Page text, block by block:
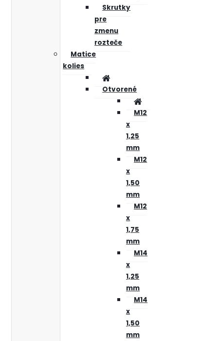
Skrutky
pre
zmenu
rozteče
Matice
kolies
Otvorené
M12
x
1,25
mm
M12
x
1,50
mm
M12
x
1,75
mm
M14
x
1,25
mm
M14
x
1,50
mm